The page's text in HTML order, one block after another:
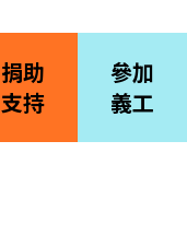
捐助
支持
參加
義工